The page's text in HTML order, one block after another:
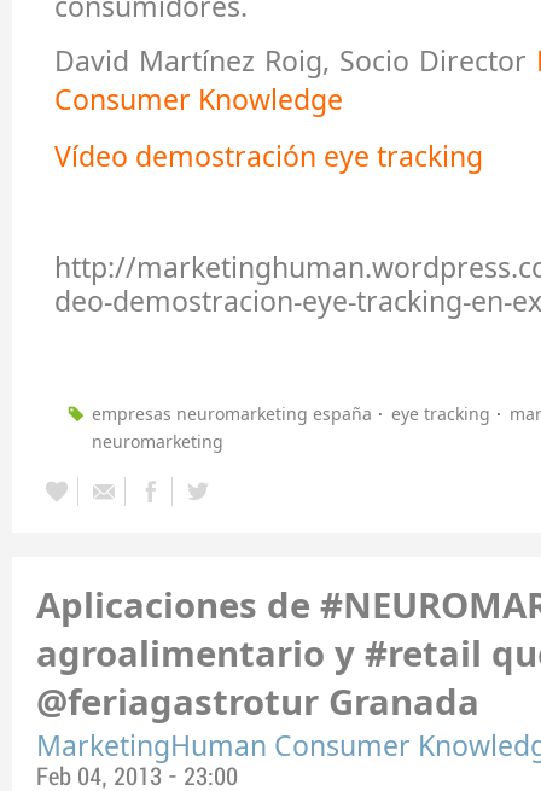
David Martínez Roig, Socio Director
Consumer Knowledge
Vídeo demostración eye tracking
http://
deo-demostracion-eye-tracking-en-
empresas neuromarketing españa eye tracking
neuromarketing
Aplicaciones de
agroalimentario y #retail
@feriagastrotur Granada
MarketingHuman Consumer
Feb 04, 2013 - 23:00